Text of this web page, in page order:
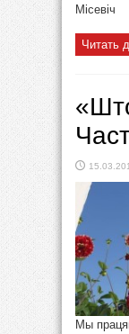
Місевіч
Читать
Мы